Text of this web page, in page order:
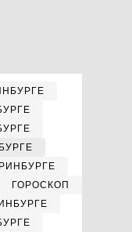
ГОРОСКОП